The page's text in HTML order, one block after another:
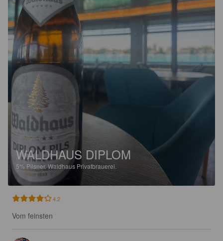
WALDHAUS DIPLOM
5% Pilsner.Waldhaus Privatbrauerei.
4.2
Vom feinsten